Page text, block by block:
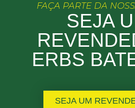
FAÇA PARTE DA
SEJA
ERBS
SEJA UM